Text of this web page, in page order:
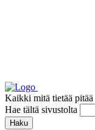
Kaikki mitä tietää pitää
Hae tältä sivustolta
Haku